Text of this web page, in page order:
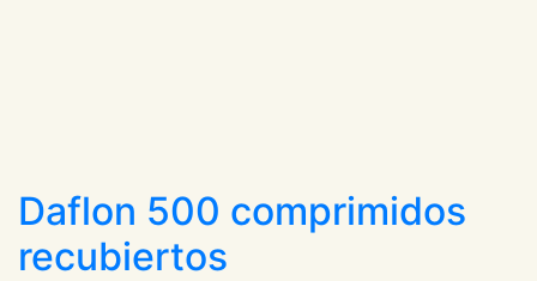
Daflon 500 comprimidos
recubiertos